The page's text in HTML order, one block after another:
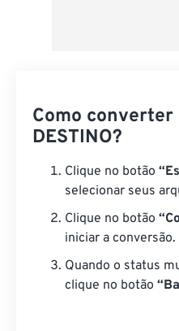
Como converter
DESTINO?
Clique no botão
selecionar seus
Clique no botão
iniciar a conversão.
Quando o status
clique no botão